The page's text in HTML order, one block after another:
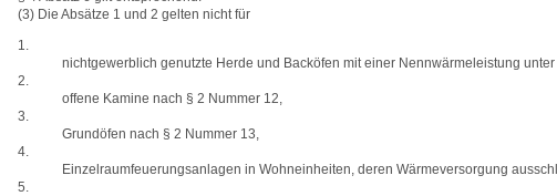
(3) Die Absätze 1 und 2 gelten nicht für
1.
nichtgewerblich genutzte Herde und Backöfen mit einer Nennwärmeleistung
2.
offene Kamine nach § 2 Nummer 12,
3.
Grundöfen nach § 2 Nummer 13,
4.
Einzelraumfeuerungsanlagen in Wohneinheiten, deren Wärmeversorgung
5.